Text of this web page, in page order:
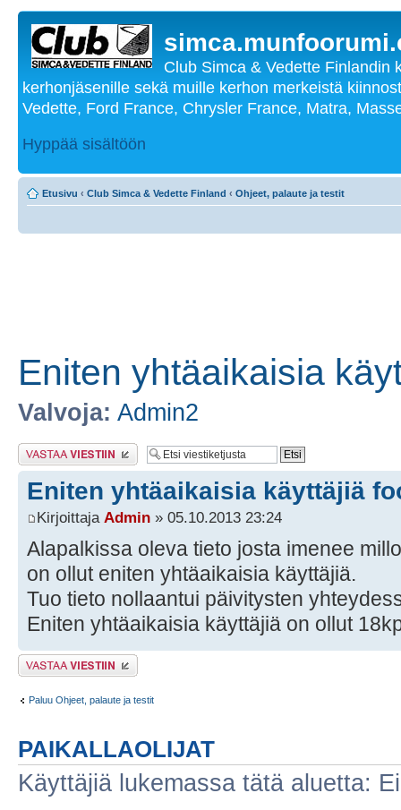
Club Simca & Vedette Finlandin
kerhonjäsenille sekä muille kerhon merkeistä
Vedette, Ford France, Chrysler France, Matra,
Hyppää sisältöön
Etusivu ‹ Club Simca & Vedette Finland ‹ Ohjeet, palaute ja testit
Eniten yhtäaikaisia
Valvoja: Admin2
Lähetä vastaus
Eniten yhtäaikaisia käyttäjiä
Kirjoittaja Admin » 05.10.2013 23:24
Alapalkissa oleva tieto josta imenee
on ollut eniten yhtäaikaisia käyttäjiä.
Tuo tieto nollaantui päivitysten
Eniten yhtäaikaisia käyttäjiä on ollut
Lähetä vastaus
Paluu Ohjeet, palaute ja testit
PAIKALLAOLIJAT
Käyttäjiä lukemassa tätä aluetta: